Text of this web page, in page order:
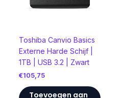
Toshiba Canvio Basics
Externe Harde Schijf |
1TB | USB 3.2 | Zwart
€105,75
Toevoegen aan